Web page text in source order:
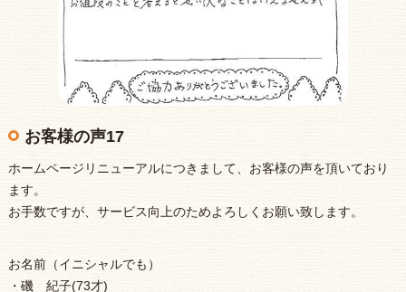
お客様の声17
ホームページリニューアルにつきまして、お客様の声を頂いており
ます。
お手数ですが、サービス向上のためよろしくお願い致します。
お名前（イニシャルでも）
・磯 紀子(73才)